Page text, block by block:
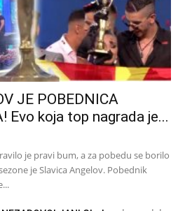
JE POBEDNICA
Evo koja top nagrada je...
je pravi bum, a za pobedu se borilo
je Slavica Angelov. Pobednik